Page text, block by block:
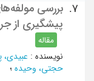
7.
بررسی
پیشگیری از
مقاله
نویسنده : عبیدی،
حجتی، وحیده ؛